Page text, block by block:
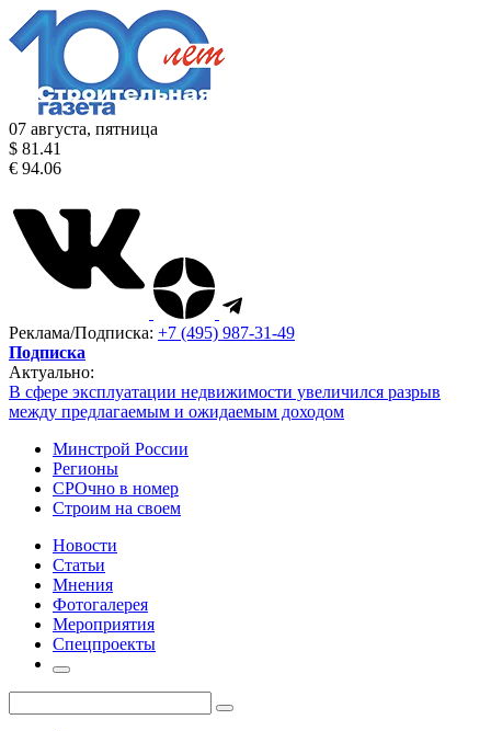
07 августа, пятница
$ 81.41
€ 94.06
Реклама/Подписка: +7 (495) 987-31-49
Подписка
Актуально:
В сфере эксплуатации недвижимости увеличился разрыв
между предлагаемым и ожидаемым доходом
Минстрой России
Регионы
СРОчно в номер
Строим на своем
Новости
Статьи
Мнения
Фотогалерея
Мероприятия
Спецпроекты